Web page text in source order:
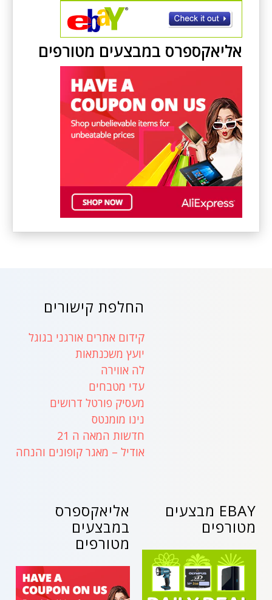
אליאקספרס במבצעים מטורפים
החלפת קישורים
קידום אתרים אורגני בגוגל
יועץ משכנתאות
לה אווירה
עדי מטבחים
מעסיק פורטל דרושים
נינו מומנטס
חדשות המאה ה 21
אודיל – מאגר קופונים והנחה
אליאקספרס
במבצעים
מטורפים
EBAY מבצעים
מטורפים